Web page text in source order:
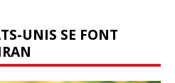
UNIS SE FONT